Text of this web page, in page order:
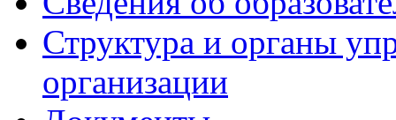
Структура и органы
организации